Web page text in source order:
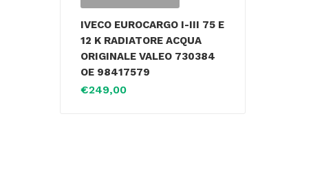
IVECO EUROCARGO I-III 75 E
12 K RADIATORE ACQUA
ORIGINALE VALEO 730384
OE 98417579
€249,00